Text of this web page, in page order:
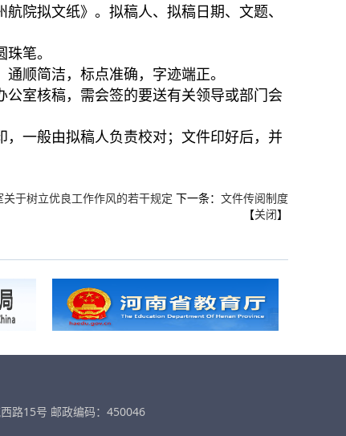
拟文纸》。拟稿人、拟稿日期、文题、
笔。
顺简洁，标点准确，字迹端正。
室核稿，需会签的要送有关领导或部门会
一般由拟稿人负责校对；文件印好后，并
关于树立优良工作作风的若干规定 下一条： 文件传阅制度
【关闭】
路15号 邮政编码：450046